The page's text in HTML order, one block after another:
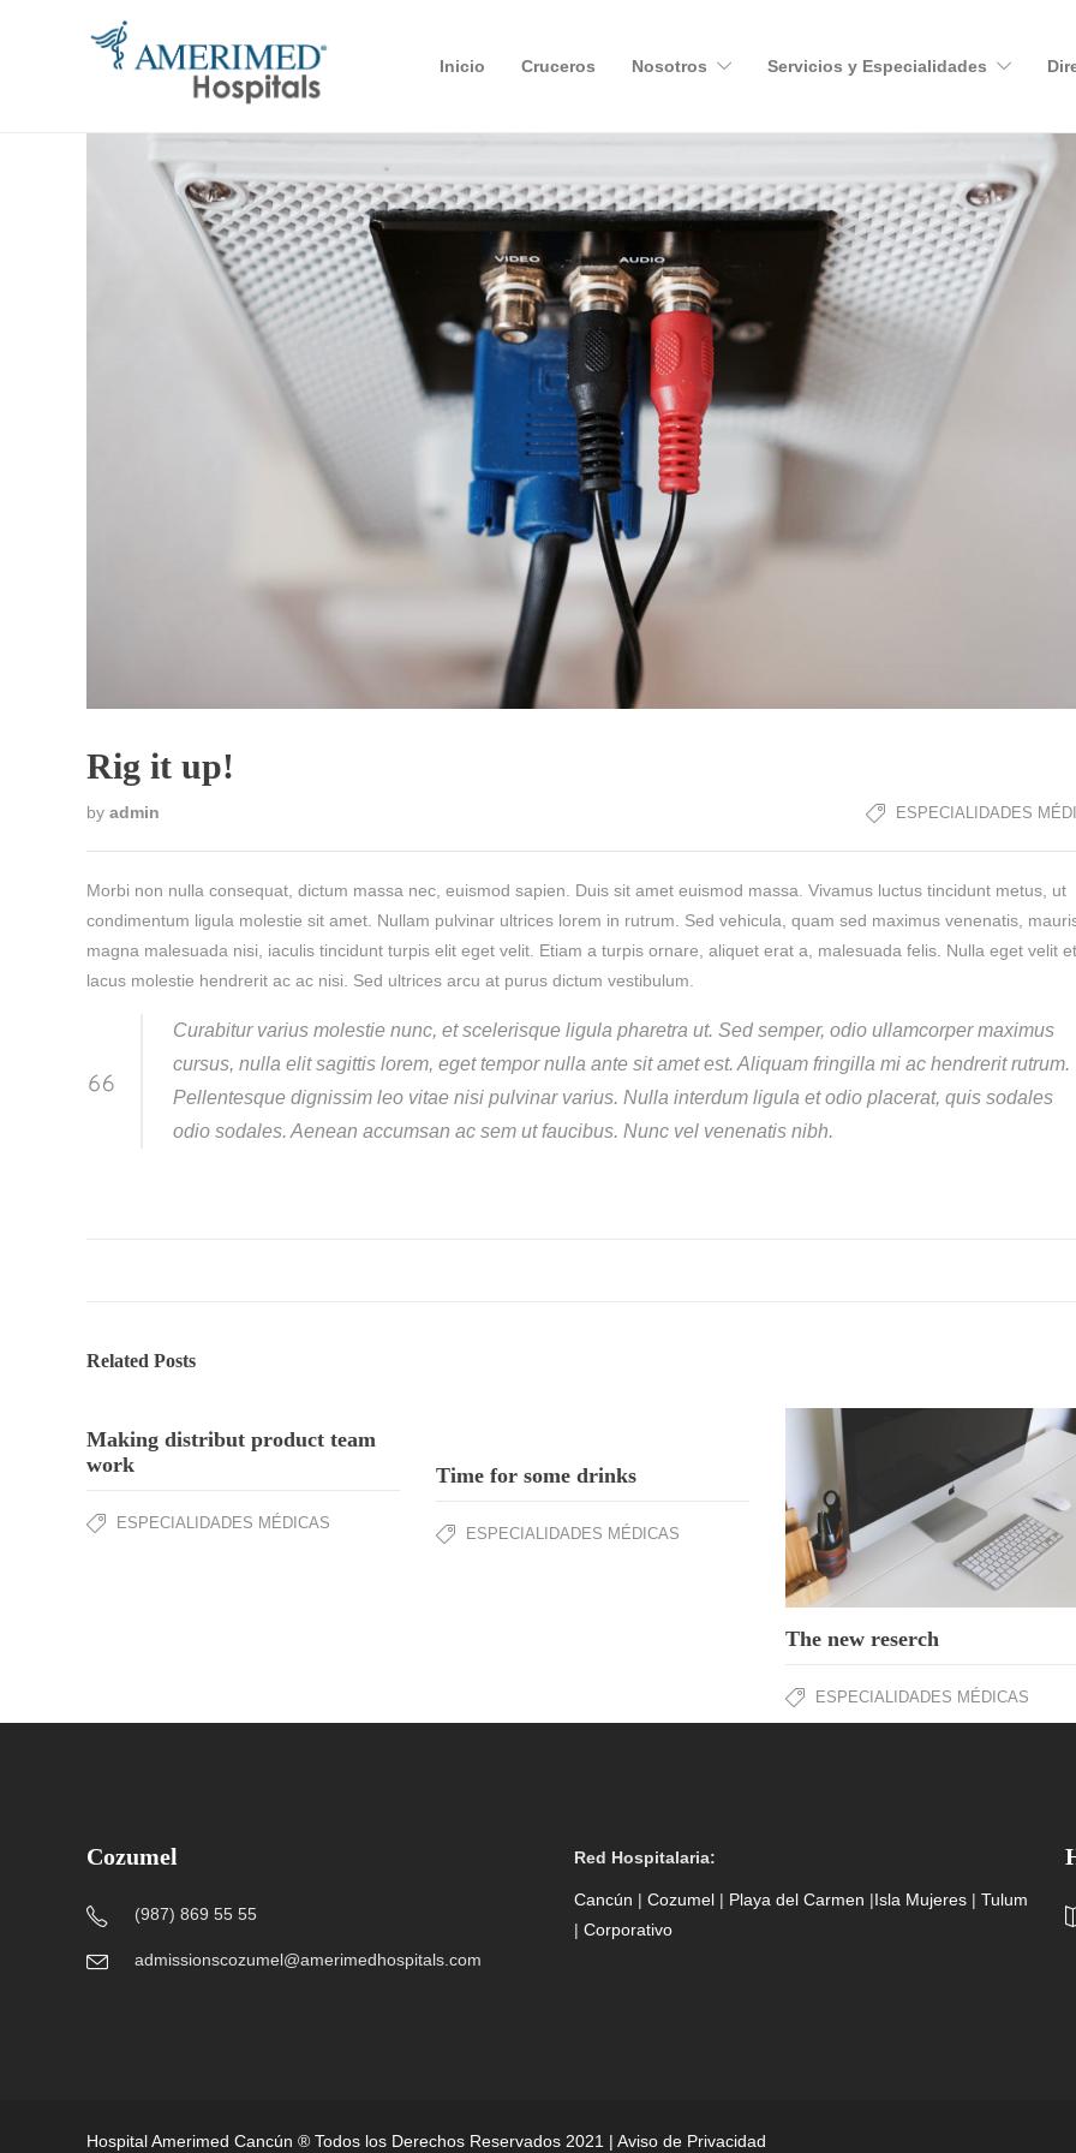
Inicio Cruceros Nosotros Servicios y Especialidades
Rig it up!
by admin ESPECIALIDADES
Morbi non nulla consequat, dictum massa nec, euismod sapien. Duis sit amet euismod massa. Vivamus luctus tincidunt metus, ut
condimentum ligula molestie sit amet. Nullam pulvinar ultrices lorem in rutrum. Sed vehicula, quam sed maximus venenatis,
magna malesuada nisi, iaculis tincidunt turpis elit eget velit. Etiam a turpis ornare, aliquet erat a, malesuada felis. Nulla eget velit et
lacus molestie hendrerit ac ac nisi. Sed ultrices arcu at purus dictum vestibulum.
Curabitur varius molestie nunc, et scelerisque ligula pharetra ut. Sed semper, odio ullamcorper maximus
cursus, nulla elit sagittis lorem, eget tempor nulla ante sit amet est. Aliquam fringilla mi ac hendrerit rutrum.
Pellentesque dignissim leo vitae nisi pulvinar varius. Nulla interdum ligula et odio placerat, quis sodales
odio sodales. Aenean accumsan ac sem ut faucibus. Nunc vel venenatis nibh.
Related Posts
Making distribut product team
work
ESPECIALIDADES MÉDICAS
Time for some drinks
ESPECIALIDADES MÉDICAS
The new reserch
ESPECIALIDADES MÉDICAS
Cozumel
(987) 869 55 55
admissionscozumel@amerimedhospitals.com
Red Hospitalaria:
Cancún | Cozumel| Playa del Carmen |Isla Mujeres| Tulum
| Corporativo
Hospital Amerimed Cancún ® Todos los Derechos Reservados 2021 | Aviso de Privacidad